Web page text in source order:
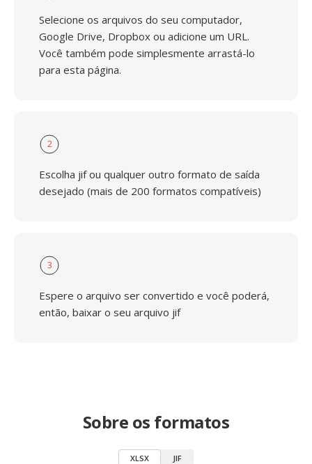
Selecione os arquivos do seu computador,
Google Drive, Dropbox ou adicione um URL.
Você também pode simplesmente arrastá-lo
para esta página.
2
Escolha jif ou qualquer outro formato de saída
desejado (mais de 200 formatos compatíveis)
3
Espere o arquivo ser convertido e você poderá,
então, baixar o seu arquivo jif
Sobre os formatos
XLSX JIF